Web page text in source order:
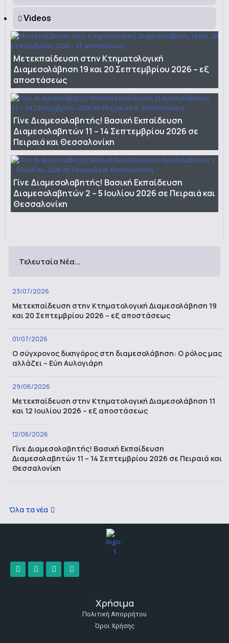
Videos
Μετεκπαίδευση στην Κτηματολογική
Διαμεσολάβηση 19 και 20 Σεπτεμβρίου 2026 – εξ
αποστάσεως
Γίνε Διαμεσολαβητής! Βασική Εκπαίδευση
Διαμεσολαβητών 11 – 14 Σεπτεμβρίου 2026 σε
Πειραιά και Θεσσαλονίκη
Γίνε Διαμεσολαβητής! Βασική Εκπαίδευση
Διαμεσολαβητών 2 – 5 Ιουλίου 2026 σε Πειραιά και
Θεσσαλονίκη
Τελευταία Νέα...
23/07/2026
Μετεκπαίδευση στην Κτηματολογική Διαμεσολάβηση 19
και 20 Σεπτεμβρίου 2026 – εξ αποστάσεως
01/07/2026
Ο σύγχρονος δικηγόρος στη διαμεσολάβηση: Ο ρόλος μας
αλλάζει – Εύη Αυλογιάρη
29/06/2026
Μετεκπαίδευση στην Κτηματολογική Διαμεσολάβηση 11
και 12 Ιουλίου 2026 – εξ αποστάσεως
12/06/2026
Γίνε Διαμεσολαβητής! Βασική Εκπαίδευση
Διαμεσολαβητών 11 – 14 Σεπτεμβρίου 2026 σε Πειραιά και
Θεσσαλονίκη
Όλα τα νέα
Χρήσιμα
Πολιτική Απορρήτου
Όροι Χρήσης